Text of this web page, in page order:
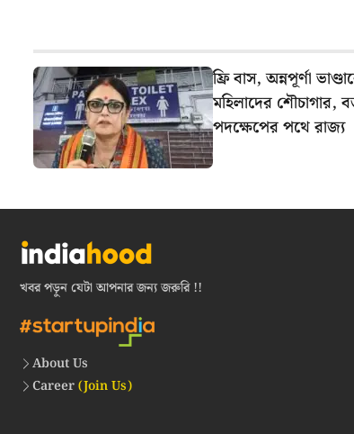
ফ্রি বাস, অন্নপূর্ণা
মহিলাদের শৌচাগার,
পদক্ষেপের পথে রাজ্য
খবর পড়ুন যেটা আপনার জন্য জরুরি !!
About Us
Career(Join Us)